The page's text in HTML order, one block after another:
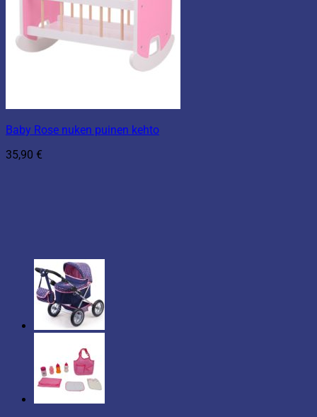
Baby Rose nuken puinen kehto
35,90 €